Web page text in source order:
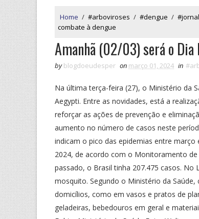
Home / #arboviroses / #dengue /
combate à dengue
Amanhã (02/03) será o Dia
by blogdoeudesper on março 01, 2024 in
Na última terça-feira (27), o Ministério da
Aegypti. Entre as novidades, está a
reforçar as ações de prevenção e
aumento no número de casos neste
indicam o pico das epidemias entre
2024, de acordo com o Monitoramento
passado, o Brasil tinha 207.475 casos.
mosquito. Segundo o Ministério da
domicílios, como em vasos e pratos de
geladeiras, bebedouros em geral e